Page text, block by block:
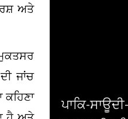
ਅਤੇ
ਜਾਂਚ
ਨਾਲ ਪੱਛਮੀ ਏਸ਼ੀਆ